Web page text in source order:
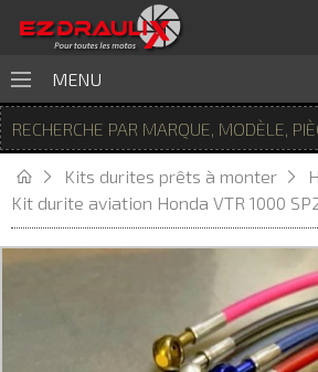
MENU
Kits durites prêts à monter
Kit durite aviation Honda VTR 1000